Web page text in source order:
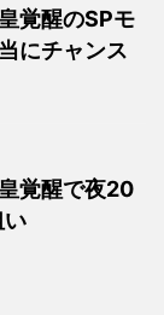
覚醒のSPモ
にチャンス
覚醒で夜20
い